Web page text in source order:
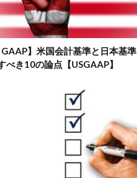
GAAP】米国会計基準と日本基
べき10の論点【USGAAP】